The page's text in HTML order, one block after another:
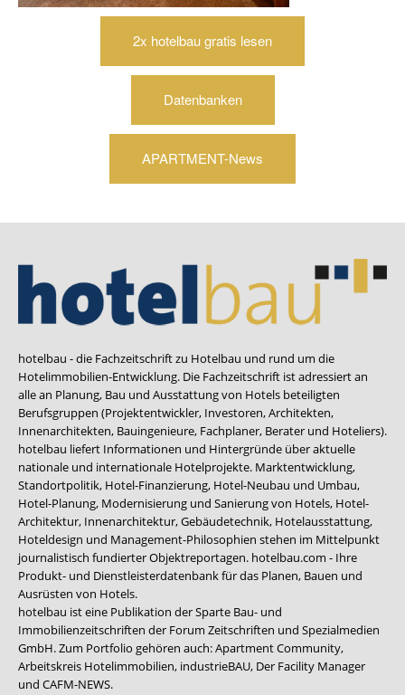
2x hotelbau gratis lesen
Datenbanken
APARTMENT-News
hotelbau - die Fachzeitschrift zu Hotelbau und rund um die
Hotelimmobilien-Entwicklung. Die Fachzeitschrift ist adressiert an
alle an Planung, Bau und Ausstattung von Hotels beteiligten
Berufsgruppen (Projektentwickler, Investoren, Architekten,
Innenarchitekten, Bauingenieure, Fachplaner, Berater und Hoteliers).
hotelbau liefert Informationen und Hintergründe über aktuelle
nationale und internationale Hotelprojekte. Marktentwicklung,
Standortpolitik, Hotel-Finanzierung, Hotel-Neubau und Umbau,
Hotel-Planung, Modernisierung und Sanierung von Hotels, Hotel-
Architektur, Innenarchitektur, Gebäudetechnik, Hotelausstattung,
Hoteldesign und Management-Philosophien stehen im Mittelpunkt
journalistisch fundierter Objektreportagen. hotelbau.com - Ihre
Produkt- und Dienstleisterdatenbank für das Planen, Bauen und
Ausrüsten von Hotels.
hotelbau ist eine Publikation der Sparte Bau- und
Immobilienzeitschriften der Forum Zeitschriften und Spezialmedien
GmbH. Zum Portfolio gehören auch:Apartment Community,
Arbeitskreis Hotelimmobilien, industrieBAU, Der Facility Manager
und CAFM-NEWS.